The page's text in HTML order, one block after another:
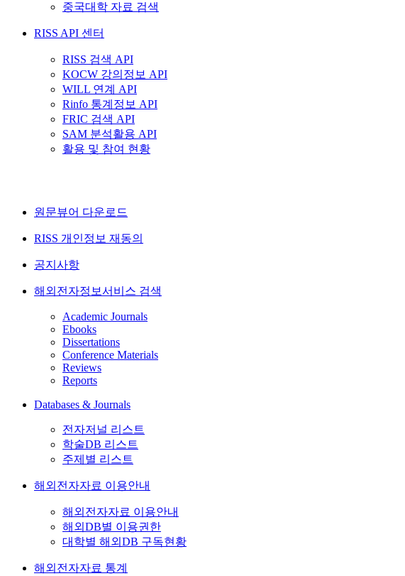
중국대학 자료 검색
RISS API 센터
RISS 검색 API
KOCW 강의정보 API
WILL 연계 API
Rinfo 통계정보 API
FRIC 검색 API
SAM 분석활용 API
활용 및 참여 현황
원문뷰어 다운로드
RISS 개인정보 재동의
공지사항
해외전자정보서비스 검색
Academic Journals
Ebooks
Dissertations
Conference Materials
Reviews
Reports
Databases & Journals
전자저널 리스트
학술DB 리스트
주제별 리스트
해외전자자료 이용안내
해외전자자료 이용안내
해외DB별 이용권한
대학별 해외DB 구독현황
해외전자자료 통계